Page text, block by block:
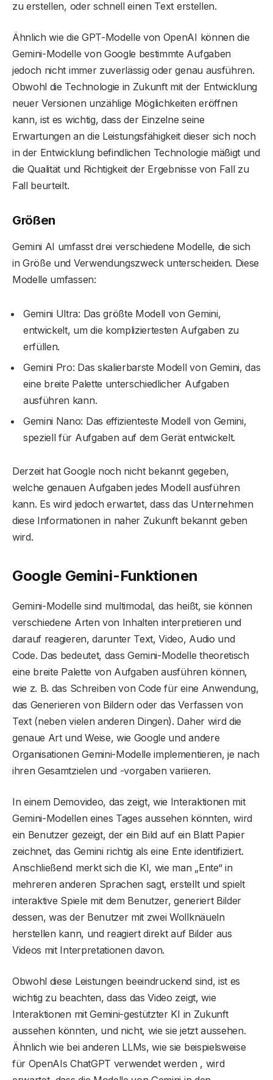
zu erstellen, oder schnell einen Text erstellen.
Ähnlich wie die GPT-Modelle von OpenAI können die
Gemini-Modelle von Google bestimmte Aufgaben
jedoch nicht immer zuverlässig oder genau ausführen.
Obwohl die Technologie in Zukunft mit der Entwicklung
neuer Versionen unzählige Möglichkeiten eröffnen
kann, ist es wichtig, dass der Einzelne seine
Erwartungen an die Leistungsfähigkeit dieser sich noch
in der Entwicklung befindlichen Technologie mäßigt und
die Qualität und Richtigkeit der Ergebnisse von Fall zu
Fall beurteilt.
Größen
Gemini AI umfasst drei verschiedene Modelle, die sich
in Größe und Verwendungszweck unterscheiden. Diese
Modelle umfassen:
Gemini Ultra: Das größte Modell von Gemini,
entwickelt, um die kompliziertesten Aufgaben zu
erfüllen.
Gemini Pro: Das skalierbarste Modell von Gemini, das
eine breite Palette unterschiedlicher Aufgaben
ausführen kann.
Gemini Nano: Das effizienteste Modell von Gemini,
speziell für Aufgaben auf dem Gerät entwickelt.
Derzeit hat Google noch nicht bekannt gegeben,
welche genauen Aufgaben jedes Modell ausführen
kann. Es wird jedoch erwartet, dass das Unternehmen
diese Informationen in naher Zukunft bekannt geben
wird.
Google Gemini-Funktionen
Gemini-Modelle sind multimodal, das heißt, sie können
verschiedene Arten von Inhalten interpretieren und
darauf reagieren, darunter Text, Video, Audio und
Code. Das bedeutet, dass Gemini-Modelle theoretisch
eine breite Palette von Aufgaben ausführen können,
wie z. B. das Schreiben von Code für eine Anwendung,
das Generieren von Bildern oder das Verfassen von
Text (neben vielen anderen Dingen). Daher wird die
genaue Art und Weise, wie Google und andere
Organisationen Gemini-Modelle implementieren, je nach
ihren Gesamtzielen und -vorgaben variieren.
In einem Demovideo, das zeigt, wie Interaktionen mit
Gemini-Modellen eines Tages aussehen könnten, wird
ein Benutzer gezeigt, der ein Bild auf ein Blatt Papier
zeichnet, das Gemini richtig als eine Ente identifiziert.
Anschließend merkt sich die KI, wie man „Ente“ in
mehreren anderen Sprachen sagt, erstellt und spielt
interaktive Spiele mit dem Benutzer, generiert Bilder
dessen, was der Benutzer mit zwei Wollknäueln
herstellen kann, und reagiert direkt auf Bilder aus
Videos mit Interpretationen davon.
Obwohl diese Leistungen beeindruckend sind, ist es
wichtig zu beachten, dass das Video zeigt, wie
Interaktionen mit Gemini-gestützter KI in Zukunft
aussehen könnten, und nicht, wie sie jetzt aussehen.
Ähnlich wie bei anderen LLMs, wie sie beispielsweise
für OpenAIs ChatGPT verwendet werden , wird